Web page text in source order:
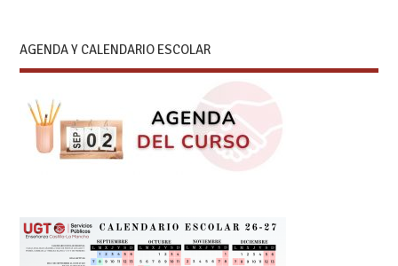
AGENDA Y CALENDARIO ESCOLAR